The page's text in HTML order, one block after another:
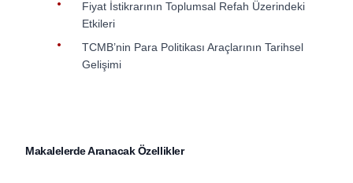
Fiyat İstikrarının Toplumsal Refah Üzerindeki
Etkileri
TCMB’nin Para Politikası Araçlarının Tarihsel
Gelişimi
Makalelerde Aranacak Özellikler